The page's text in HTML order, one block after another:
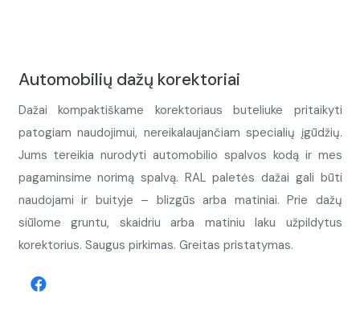
Automobilių dažų korektoriai
Dažai kompaktiškame korektoriaus buteliuke pritaikyti
patogiam naudojimui, nereikalaujančiam specialių įgūdžių.
Jums tereikia nurodyti automobilio spalvos kodą ir mes
pagaminsime norimą spalvą. RAL paletės dažai gali būti
naudojami ir buityje – blizgūs arba matiniai. Prie dažų
siūlome gruntu, skaidriu arba matiniu laku užpildytus
korektorius. Saugus pirkimas. Greitas pristatymas.